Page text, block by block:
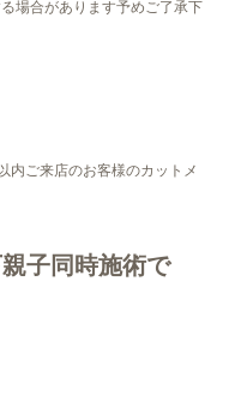
場合があります予めご了承下
ご来店のお客様のカットメ
子同時施術で